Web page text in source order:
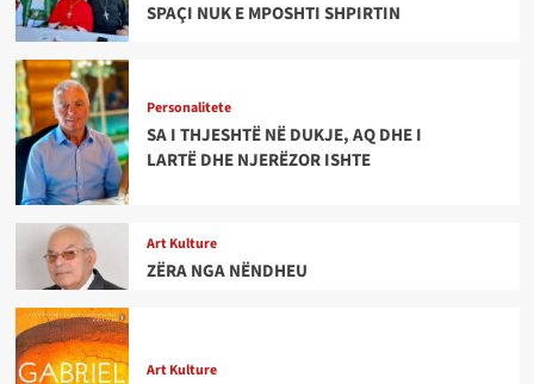
SPAÇI NUK E MPOSHTI SHPIRTIN
Personalitete
SA I THJESHTË NË DUKJE, AQ DHE I
LARTË DHE NJERËZOR ISHTE
Art Kulture
ZËRA NGA NËNDHEU
Art Kulture